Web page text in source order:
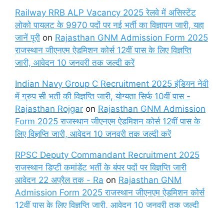
Railway RRB ALP Vacancy 2025 रेलवे में असिस्टेंट
लोको पायलट के 9970 पदों पर नई भर्ती का विज्ञापन जारी, यहा
जानें पूरी on Rajasthan GNM Admission Form 2025
राजस्थान जीएनएम ऐडमिशन कोर्स 12वीं पास के लिए विज्ञप्ति
जारी, आवेदन 10 जनवरी तक जल्दी करें
Indian Navy Group C Recruitment 2025 इंडियन नेवी
में ग्रुप सी भर्ती की विज्ञप्ति जारी, योग्यता सिर्फ 10वीं पास -
Rajasthan Rojgar on Rajasthan GNM Admission
Form 2025 राजस्थान जीएनएम ऐडमिशन कोर्स 12वीं पास के
लिए विज्ञप्ति जारी, आवेदन 10 जनवरी तक जल्दी करें
RPSC Deputy Commandant Recruitment 2025
राजस्थान डिप्टी कमांडेंट भर्ती के बंपर पदों पर विज्ञप्ति जारी
आवेदन 22 अप्रैल तक - Ra on Rajasthan GNM
Admission Form 2025 राजस्थान जीएनएम ऐडमिशन कोर्स
12वीं पास के लिए विज्ञप्ति जारी, आवेदन 10 जनवरी तक जल्दी